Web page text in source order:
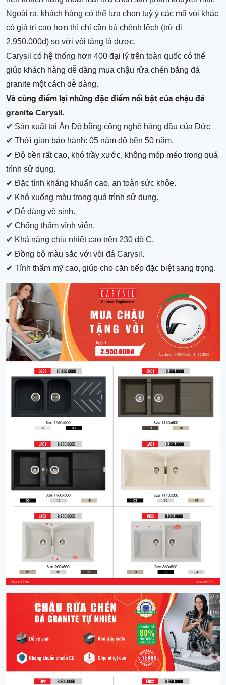
Ngoài ra, khách hàng có thể lựa chọn tuỳ ý các mã vòi khác
có giá trị cao hơn thì chỉ cần bù chênh lệch (trừ đi
2.950.000đ) so với vòi tặng là được.
Carysil có hệ thống hơn 400 đại lý trên toàn quốc có thể
giúp khách hàng dễ dàng mua chậu rửa chén bằng đá
granite một cách dễ dàng.
Và cùng điểm lại những đặc điểm nổi bật của chậu đá
granite Carysil.
✔ Sản xuất tại Ấn Độ bằng công nghệ hàng đầu của Đức
✔ Thời gian bảo hành: 05 năm độ bền 50 năm.
✔ Độ bền rất cao, khó trầy xước, không móp méo trong quá
trình sử dụng.
✔ Đặc tính kháng khuẩn cao, an toàn sức khỏe.
✔ Khó xuống màu trong quá trình sử dụng.
✔ Dễ dàng vệ sinh.
✔ Chống thấm vĩnh viễn.
✔ Khả năng chịu nhiệt cao trên 230 độ C.
✔ Đồng bộ màu sắc với vòi đá Carysil.
✔ Tính thẩm mỹ cao, giúp cho căn bếp đặc biệt sang trọng.